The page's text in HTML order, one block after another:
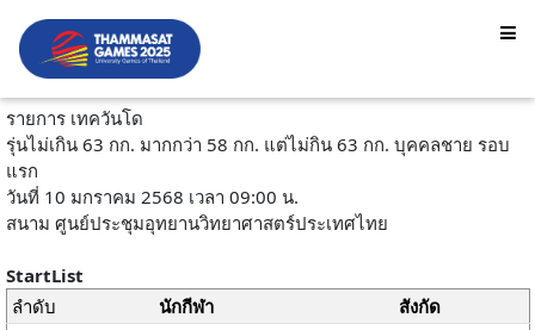
รายการ เทควันโด
รุ่นไม่เกิน 63 กก. มากกว่า 58 กก. แต่ไม่กิน 63 กก. บุคคลชาย รอบ
แรก
วันที่ 10 มกราคม 2568 เวลา 09:00 น.
สนาม ศูนย์ประชุมอุทยานวิทยาศาสตร์ประเทศไทย
StartList
ลำดับ
นักกีฬา
สังกัด